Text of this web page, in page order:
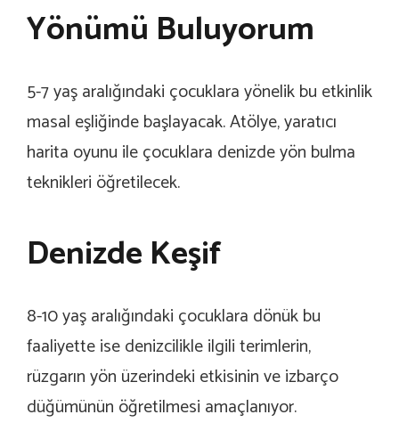
Yönümü Buluyorum
5-7 yaş aralığındaki çocuklara yönelik bu etkinlik
masal eşliğinde başlayacak. Atölye, yaratıcı
harita oyunu ile çocuklara denizde yön bulma
teknikleri öğretilecek.
Denizde Keşif
8-10 yaş aralığındaki çocuklara dönük bu
faaliyette ise denizcilikle ilgili terimlerin,
rüzgarın yön üzerindeki etkisinin ve izbarço
düğümünün öğretilmesi amaçlanıyor.